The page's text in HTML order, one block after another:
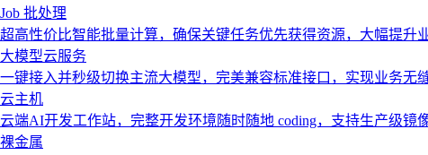
Job 批处理
超高性价比智能批量计算，确保关键任务优先获得资源，大幅提升
大模型云服务
一键接入并秒级切换主流大模型，完美兼容标准接口，实现业务无
云主机
云端AI开发工作站，完整开发环境随时随地 coding，支持生产级镜
裸金属